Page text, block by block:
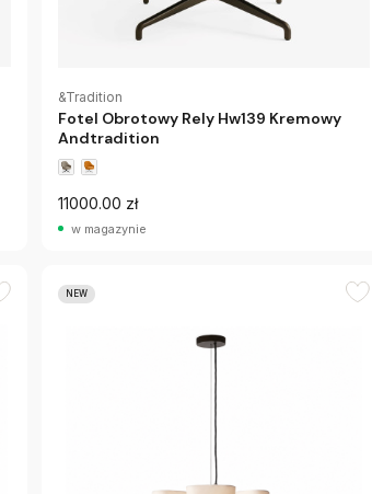
&Tradition
Fotel Obrotowy Rely Hw139 Kremowy
Andtradition
11000.00 zł
w magazynie
NEW